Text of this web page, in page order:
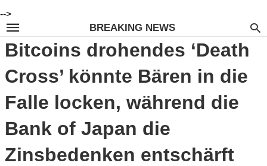
-->
BREAKING NEWS
Bitcoins drohendes ‘Death
Cross’ könnte Bären in die
Falle locken, während die
Bank of Japan die
Zinsbedenken entschärft